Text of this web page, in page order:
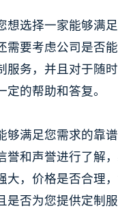
想选择一家能够满
需要考虑公司是否
服务，并且对于随
定的帮助和答复。
够满足您需求的靠
誉和声誉进行了解
大，价格是否合理
是否为您提供定制